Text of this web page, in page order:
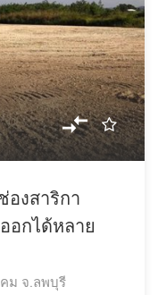
งสาริกา
อกได้หลาย
ม จ.ลพบุรี